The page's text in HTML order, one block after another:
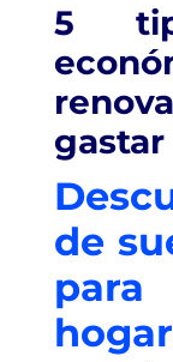
5
de